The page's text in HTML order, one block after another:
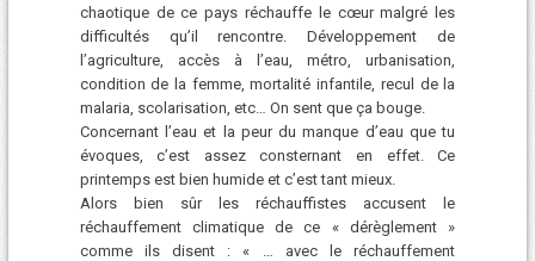
chaotique de ce pays réchauffe le cœur malgré les
difficultés qu’il rencontre. Développement de
l’agriculture, accès à l’eau, métro, urbanisation,
condition de la femme, mortalité infantile, recul de la
malaria, scolarisation, etc… On sent que ça bouge.
Concernant l’eau et la peur du manque d’eau que tu
évoques, c’est assez consternant en effet. Ce
printemps est bien humide et c’est tant mieux.
Alors bien sûr les réchauffistes accusent le
réchauffement climatique de ce « dérèglement »
comme ils disent : « … avec le réchauffement